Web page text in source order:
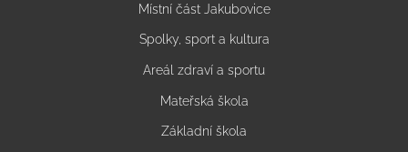
Místní část Jakubovice
Spolky, sport a kultura
Areál zdraví a sportu
Mateřská škola
Základní škola